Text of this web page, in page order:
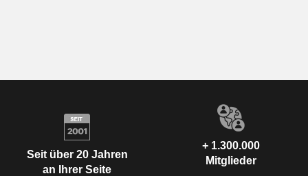
Seit über 20 Jahren
an Ihrer Seite
+ 1.300.000
Mitglieder